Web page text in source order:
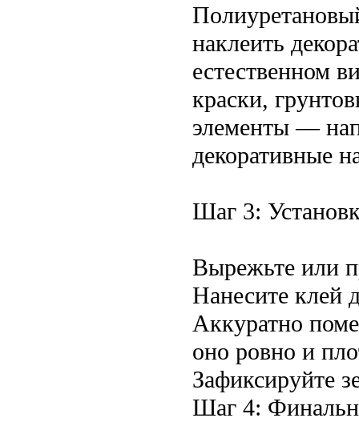
наклеить
естественном
краски,
элементы —
декоративные
Шаг 3:
Вырежьте или
Нанесите клей
Аккуратно
оно ровно и
Зафиксируйте
Шаг 4: